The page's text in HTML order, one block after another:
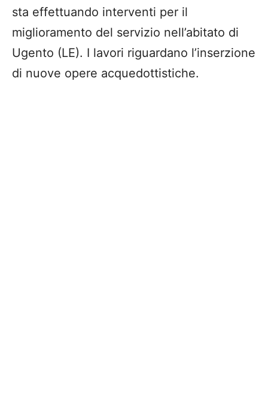
sta effettuando interventi per il
miglioramento del servizio nell’abitato di
Ugento (LE). I lavori riguardano l’inserzione
di nuove opere acquedottistiche.